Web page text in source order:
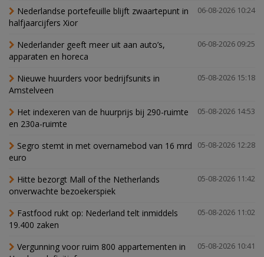
06-08-2026 10:24
Nederlandse portefeuille blijft zwaartepunt in
halfjaarcijfers Xior
06-08-2026 09:25
Nederlander geeft meer uit aan auto’s,
apparaten en horeca
05-08-2026 15:18
Nieuwe huurders voor bedrijfsunits in
Amstelveen
05-08-2026 14:53
Het indexeren van de huurprijs bij 290-ruimte
en 230a-ruimte
05-08-2026 12:28
Segro stemt in met overnamebod van 16 mrd
euro
05-08-2026 11:42
Hitte bezorgt Mall of the Netherlands
onverwachte bezoekerspiek
05-08-2026 11:02
Fastfood rukt op: Nederland telt inmiddels
19.400 zaken
05-08-2026 10:41
Vergunning voor ruim 800 appartementen in